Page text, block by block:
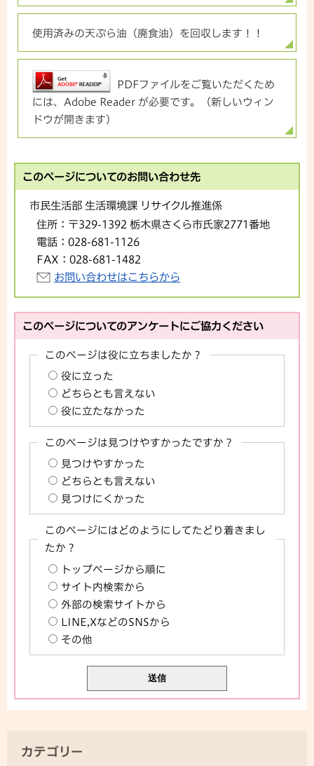
使用済みの天ぷら油（廃食油）を回収します！！
PDFファイルをご覧いただくため
には、Adobe Reader が必要です。（新しいウィン
ドウが開きます）
このページについてのお問い合わせ先
市民生活部 生活環境課 リサイクル推進係
住所： 〒329-1392 栃木県さくら市氏家2771番地
電話： 028-681-1126
FAX： 028-681-1482
お問い合わせはこちらから
このページについてのアンケートにご協力ください
このページは役に立ちましたか？
役に立った
どちらとも言えない
役に立たなかった
このページは見つけやすかったですか？
見つけやすかった
どちらとも言えない
見つけにくかった
このページにはどのようにしてたどり着きまし
たか？
トップページから順に
サイト内検索から
外部の検索サイトから
LINE,XなどのSNSから
その他
カテゴリー